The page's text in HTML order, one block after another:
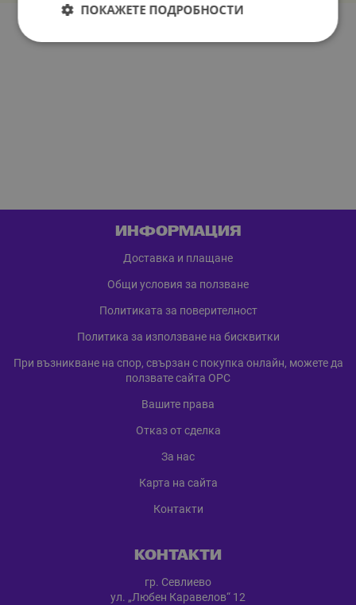
ИНФОРМАЦИЯ
Доставка и плащане
Общи условия за ползване
Политиката за поверителност
Политика за използване на бисквитки
При възникване на спор, свързан с покупка онлайн, можете да
ползвате сайта ОРС
Вашите права
Отказ от сделка
За нас
Карта на сайта
Контакти
КОНТАКТИ
гр. Севлиево
ул. „Любен Каравелов“ 12
ПОКАЖЕТЕ ПОДРОБНОСТИ